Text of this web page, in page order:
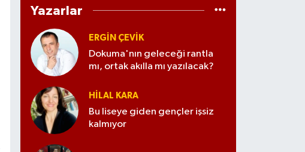
Yazarlar
ERGIN ÇEVİK
Dokuma'nın geleceği rantla
mı, ortak akılla mı yazılacak?
HILAL KARA
Bu liseye giden gençler işsiz
kalmıyor